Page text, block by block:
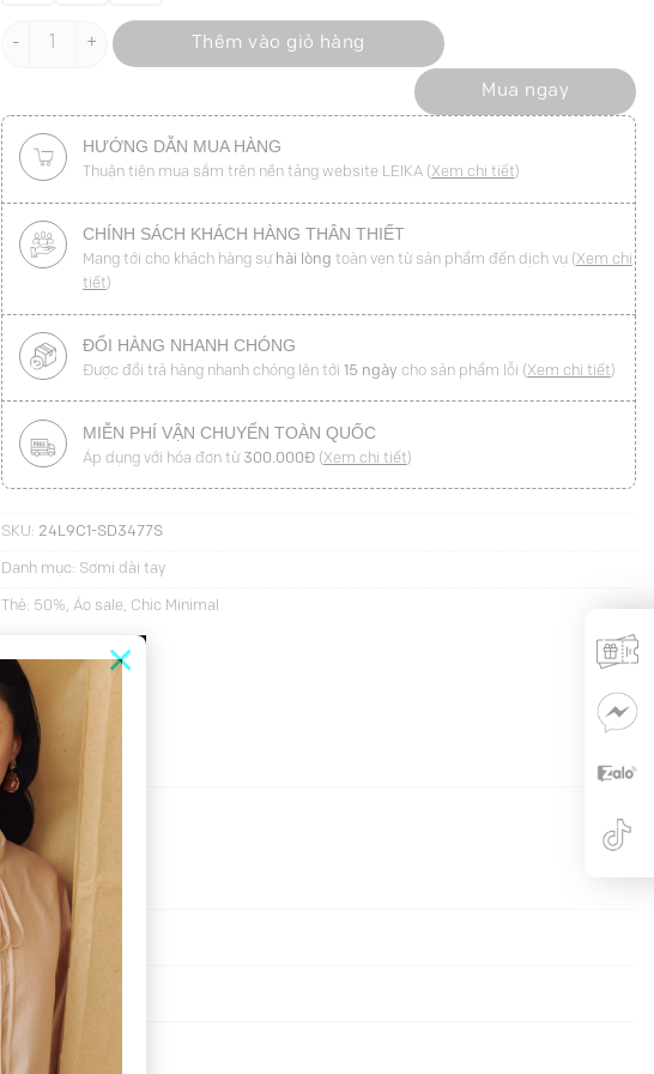
×
Sơ mi DT cổ nhọn măng sét cách điệu số lượng
Thêm vào giỏ hàng
Mua ngay
HƯỚNG DẪN MUA HÀNG
Thuận tiện mua sắm trên nền tảng website LEIKA (Xem chi tiết)
CHÍNH SÁCH KHÁCH HÀNG THÂN THIẾT
Mang tới cho khách hàng sự hài lòng toàn vẹn từ sản phẩm đến dịch vụ (Xem chi
tiết)
ĐỔI HÀNG NHANH CHÓNG
Được đổi trả hàng nhanh chóng lên tới 15 ngày cho sản phẩm lỗi (Xem chi tiết)
MIỄN PHÍ VẬN CHUYỂN TOÀN QUỐC
Áp dụng với hóa đơn từ 300.000Đ(Xem chi tiết)
SKU: 24L9C1-SD3477S
Danh mục: Sơmi dài tay
Thẻ: 50%, Áo sale, Chic Minimal